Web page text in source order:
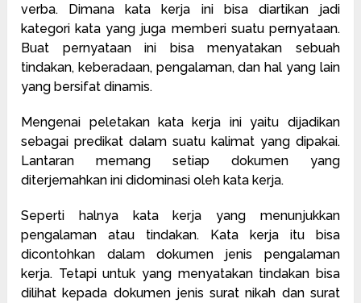
verba. Dimana kata kerja ini bisa diartikan jadi
kategori kata yang juga memberi suatu pernyataan.
Buat pernyataan ini bisa menyatakan sebuah
tindakan, keberadaan, pengalaman, dan hal yang lain
yang bersifat dinamis.
Mengenai peletakan kata kerja ini yaitu dijadikan
sebagai predikat dalam suatu kalimat yang dipakai.
Lantaran memang setiap dokumen yang
diterjemahkan ini didominasi oleh kata kerja.
Seperti halnya kata kerja yang menunjukkan
pengalaman atau tindakan. Kata kerja itu bisa
dicontohkan dalam dokumen jenis pengalaman
kerja. Tetapi untuk yang menyatakan tindakan bisa
dilihat kepada dokumen jenis surat nikah dan surat